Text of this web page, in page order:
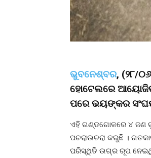
ଭୁବନେଶ୍ବର, (୨୮/
ହୋଟେଲରେ ଆୟୋଜିତ
ପରେ ଭୟଙ୍କର
ଏହି ଗଣ୍ଡଗୋଳରେ ୪ ଜଣ
ପଚରାଉଚରା କରୁଛି ।
ପରିସ୍ଥିତି ଉଗ୍ର ରୂପ